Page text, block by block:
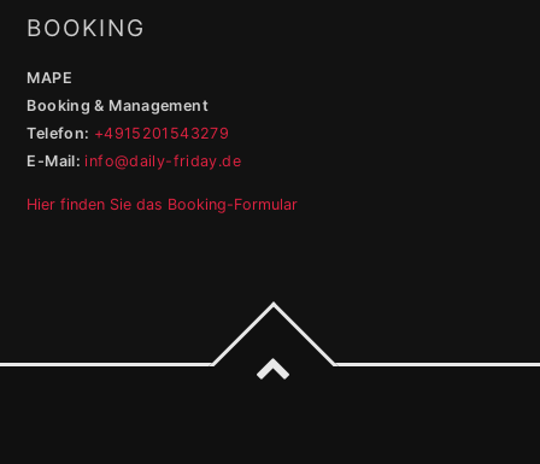
BOOKING
MAPE
Booking & Management
Telefon: +4915201543279
E-Mail:info@daily-friday.de
Hier finden Sie das Booking-Formular